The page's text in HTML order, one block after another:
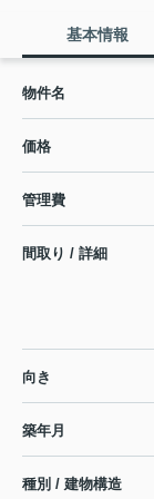
基本情報
物件名
価格
管理費
間取り / 詳細
向き
築年月
種別 / 建物構造